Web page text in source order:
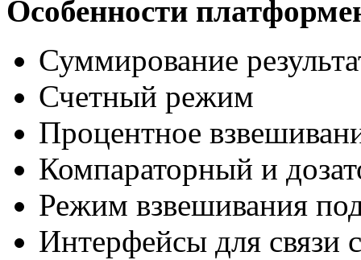
Особенности
Суммирование
Счетный режим
Процентное
Компараторный и
Режим взвешивания
Интерфейсы для связи